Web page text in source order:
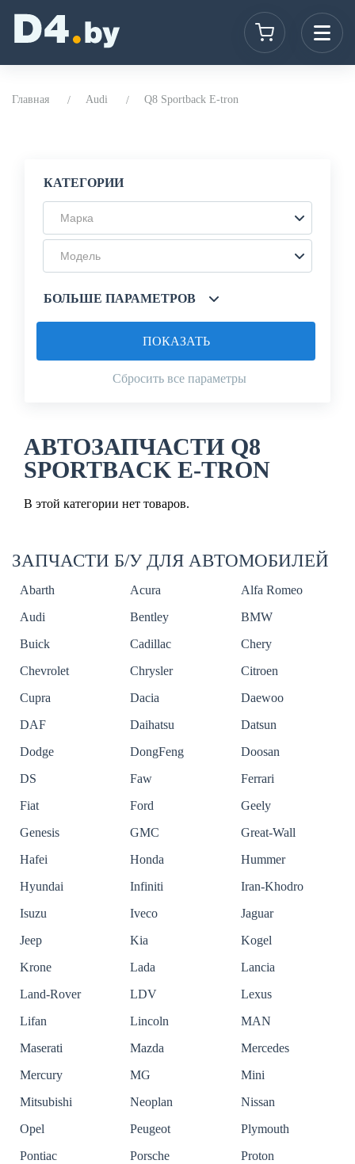
Главная Audi Q8 Sportback E-tron
КАТЕГОРИИ
Марка
Модель
БОЛЬШЕ ПАРАМЕТРОВ
Сбросить все параметры
ПОКАЗАТЬ
АВТОЗАПЧАСТИ Q8
SPORTBACK E-TRON
В этой категории нет товаров.
ЗАПЧАСТИ Б/У ДЛЯ АВТОМОБИЛЕЙ
Abarth Acura
Alfa Romeo
Audi
Bentley
BMW
Buick
Cadillac
Chery
Chevrolet
Chrysler
Citroen
Cupra
Dacia
Daewoo
DAF
Daihatsu
Datsun
Dodge
DongFeng
Doosan
DS
Faw
Ferrari
Fiat
Ford
Geely
Genesis
GMC
Great-Wall
Hafei
Honda
Hummer
Hyundai
Infiniti
Iran-Khodro
Isuzu
Iveco
Jaguar
Jeep
Kia
Kogel
Krone
Lada
Lancia
Land-Rover
LDV
Lexus
Lifan
Lincoln
MAN
Maserati
Mazda
Mercedes
Mercury
MG
Mini
Mitsubishi
Neoplan
Nissan
Opel
Peugeot
Plymouth
Pontiac
Porsche
Proton